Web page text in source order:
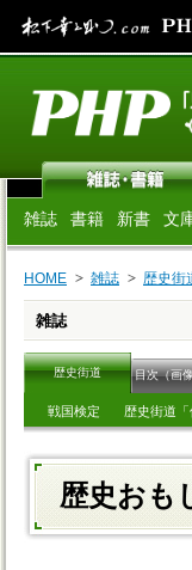
雑誌 書籍 新書 文
HOME 雑誌 歴史街
雑誌
歴史街道 目次（画
戦国検定 歴史街道「
歴史おも